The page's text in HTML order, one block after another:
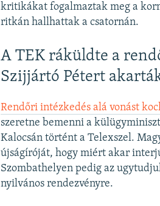
kritikákat fogalmaztak meg a
ritkán hallhattak a csatornán.
A TEK ráküldte a
Szijjártó Pétert
Rendőri intézkedés alá vonást
szeretne bemenni a
Kalocsán történt a Telexszel.
újságíróját, hogy miért akar
Szombathelyen pedig az
nyilvános rendezvényre.